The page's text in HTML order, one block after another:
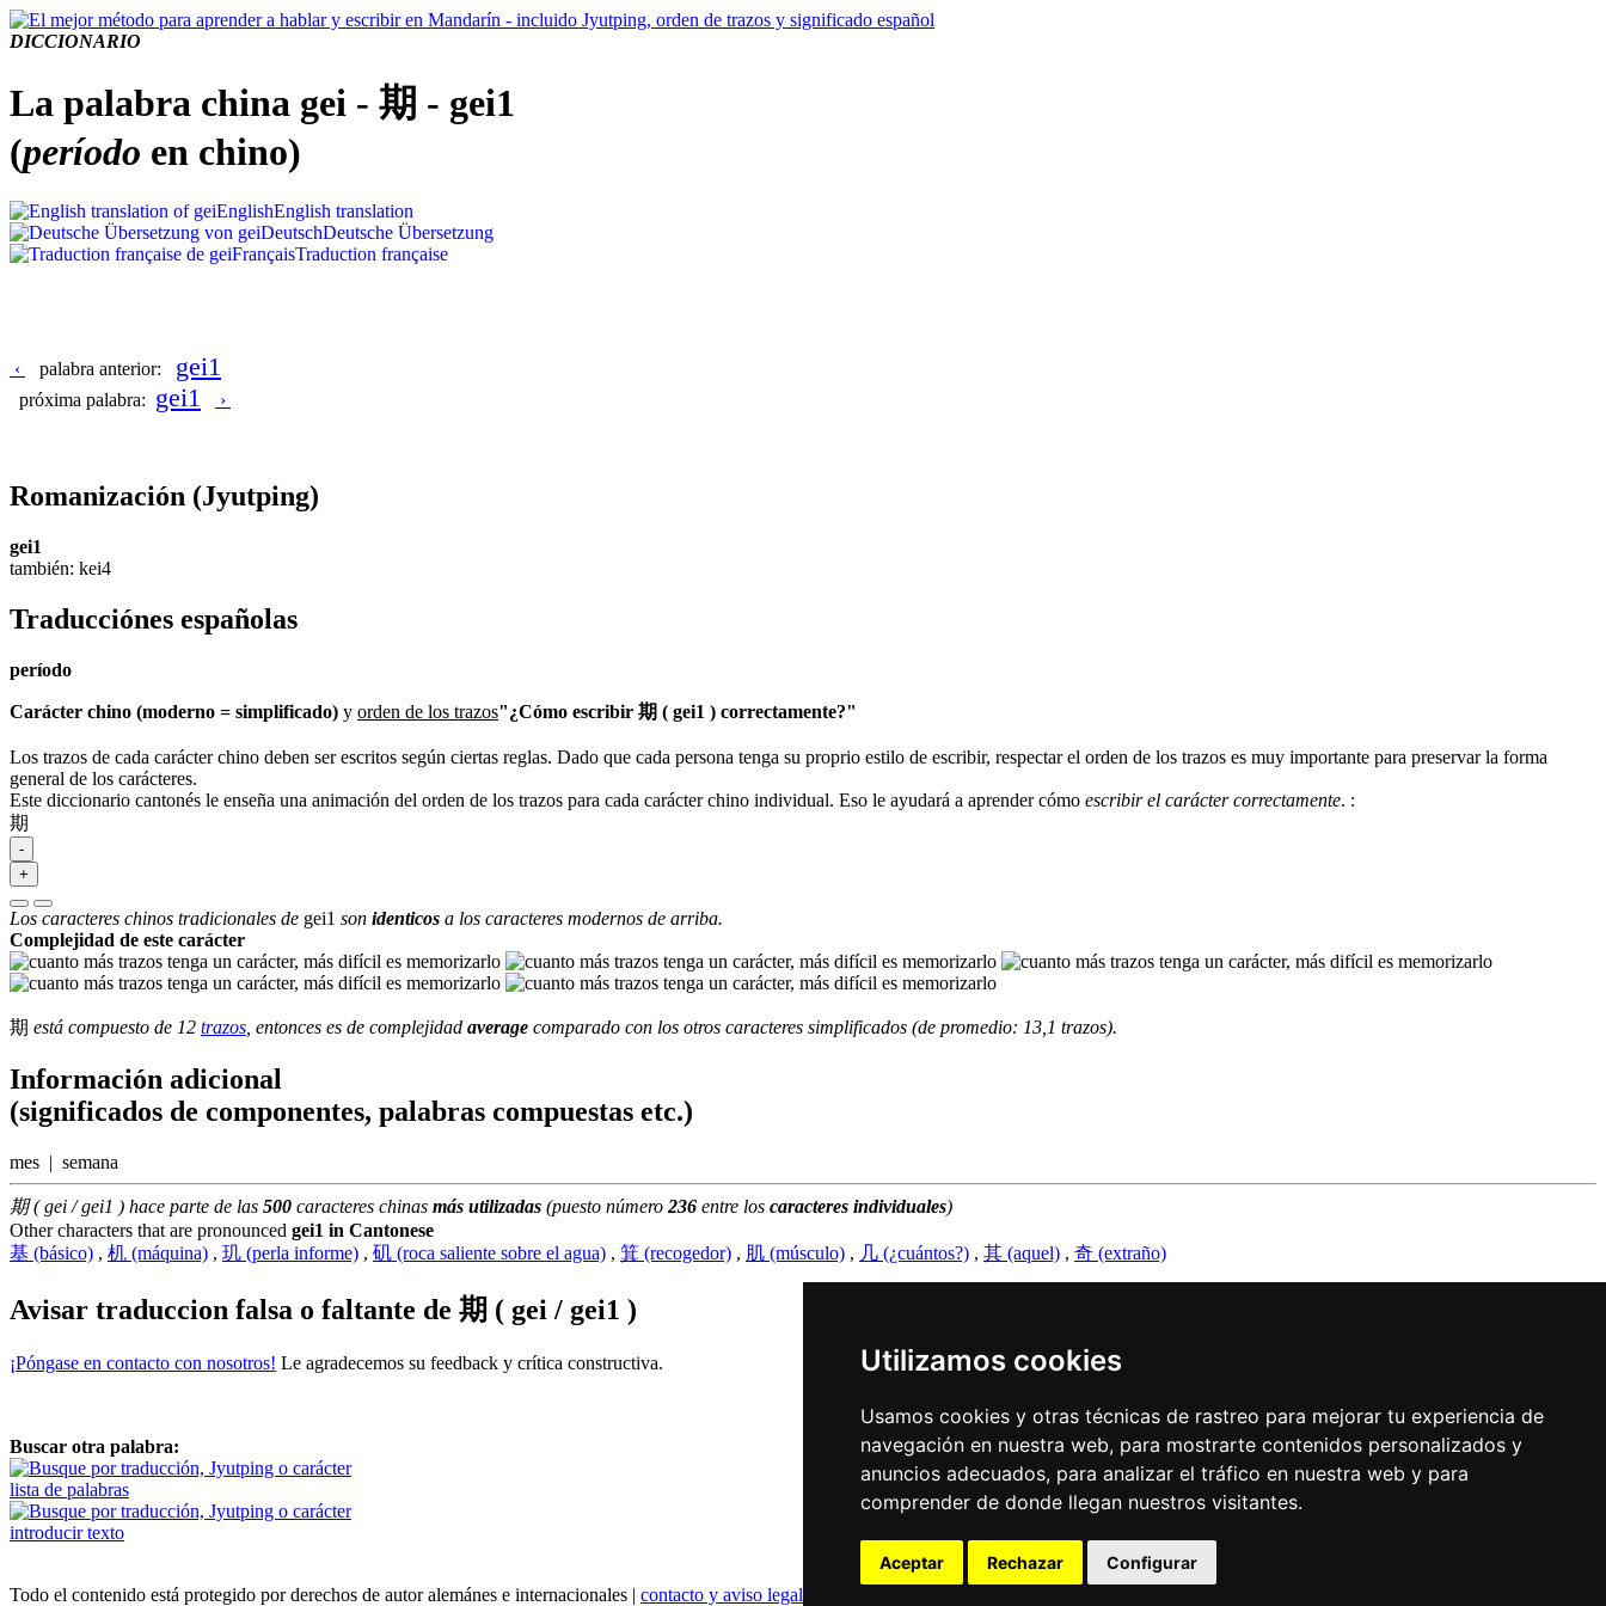
Utilizamos cookies
Usamos cookies y otras técnicas de rastreo para mejorar tu experiencia de
navegación en nuestra web, para mostrarte contenidos personalizados y
anuncios adecuados, para analizar el tráfico en nuestra web y para
comprender de donde llegan nuestros visitantes.
Aceptar Rechazar Configurar
DICCIONARIO
La palabra china gei - 期 - gei1
(período en chino)
EnglishEnglish translation
DeutschDeutsche Übersetzung
FrançaisTraduction française
‹ palabra anterior: gei1
próxima palabra: gei1 ›
Romanización (Jyutping)
gei1
también: kei4
Traducciónes españolas
período
Carácter chino (moderno = simplificado) y orden de los trazos"¿Cómo escribir 期 ( gei1 ) correctamente?"
Los trazos de cada carácter chino deben ser escritos según ciertas reglas. Dado que cada persona tenga su proprio estilo de escribir, respectar el orden de los trazos es muy importante para preservar la forma
general de los carácteres.
Este diccionario cantonés le enseña una animación del orden de los trazos para cada carácter chino individual. Eso le ayudará a aprender cómo escribir el carácter correctamente. :
期
-
+
Los caracteres chinos tradicionales de gei1 son identicos a los caracteres modernos de arriba.
Complejidad de este carácter
期 está compuesto de 12 trazos , entonces es de complejidad average comparado con los otros caracteres simplificados (de promedio: 13,1 trazos).
Información adicional
(significados de componentes, palabras compuestas etc.)
mes | semana
期 ( gei / gei1 ) hace parte de las 500 caracteres chinas más utilizadas (puesto número 236 entre los caracteres individuales)
Other characters that are pronounced gei1 in Cantonese
基 (básico) , 机 (máquina) , 玑 (perla informe) , 矶 (roca saliente sobre el agua) , 箕 (recogedor) , 肌 (músculo) , 几 (¿cuántos?) , 其 (aquel) , 奇 (extraño)
Avisar traduccion falsa o faltante de 期 ( gei / gei1 )
¡Póngase en contacto con nosotros! Le agradecemos su feedback y crítica constructiva.
Buscar otra palabra:
lista de palabras
introducir texto
Todo el contenido está protegido por derechos de autor alemánes e internacionales | contacto y aviso legal